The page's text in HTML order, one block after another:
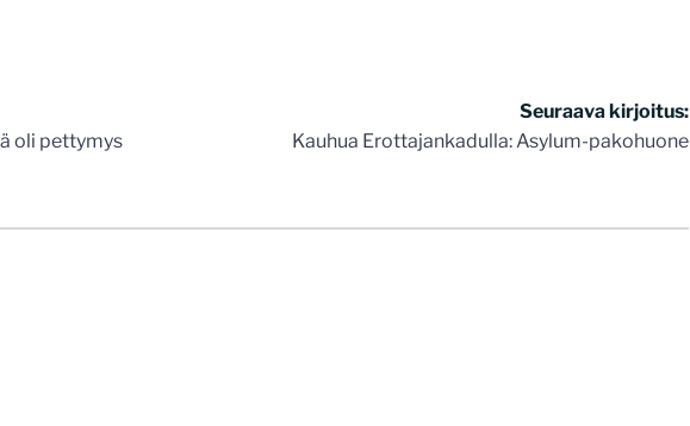
oli pettymys
Seuraava kirjoitus:
Kauhua Erottajankadulla: Asylum-pakohuone